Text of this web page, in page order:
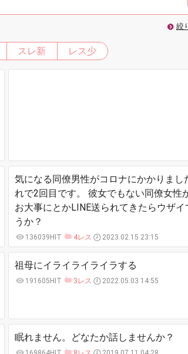
絞
スレ新 レス少
気になる同僚男性がコロナにかかりまし
れで2回目です。 彼女でもない同僚女性
お大事にとかLINE送られてきたらウザイ
うか？
136039HIT 4レス 2023.02.15 23:15
祖母にイライライライラする
191605HIT 3レス 2022.05.03 14:55
眠れません。どなたか話しませんか？